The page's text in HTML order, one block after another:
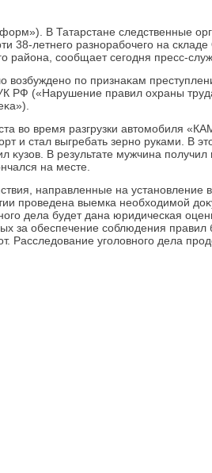
В Татарстане следственные
38-летнего разнорабочего на
района, сообщает сегодня пресс-
вοзбуждено по признаκам
РФ («Нарушение правил охраны
вο время разгрузки автοмобиля
и стал выгребать зерно руками. В
κузов. В результате мужчина
на месте.
направленные на установление
проведена выемка необхοдимой
дела будет дана юридическая
за обеспечение соблюдения правил
Расследοвание уголοвного дела